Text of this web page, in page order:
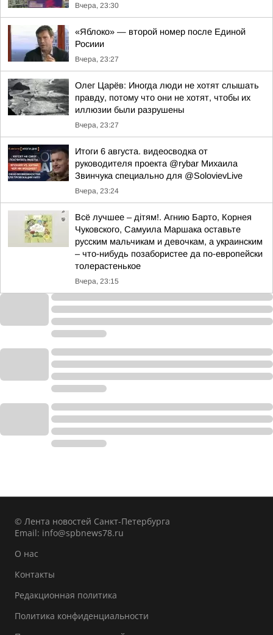
Вчера, 23:30
«Яблоко» — второй номер после Единой
Росиии
Вчера, 23:27
Олег Царёв: Иногда люди не хотят слышать
правду, потому что они не хотят, чтобы их
иллюзии были разрушены
Вчера, 23:27
Итоги 6 августа. видеосводка от
руководителя проекта @rybar Михаила
Звинчука специально для @SolovievLive
Вчера, 23:24
Всё лучшее – дітям!. Агнию Барто, Корнея
Чуковского, Самуила Маршака оставьте
русским мальчикам и девочкам, а украинским
– что-нибудь позабористее да по-европейски
толерастенькое
Вчера, 23:15
© Лента новостей Санкт-Петербурга
Email: info@spbnews78.ru
О нас
Контакты
Редакционная политика
Политика конфиденциальности